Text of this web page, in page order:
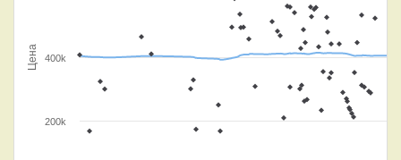
Цена
200k
400k